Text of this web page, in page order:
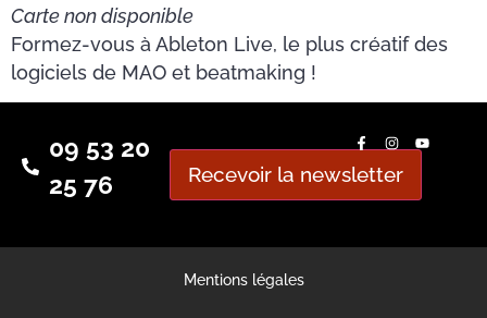
Carte non disponible
Formez-vous à Ableton Live, le plus créatif des
logiciels de MAO et beatmaking !
09 53 20
25 76
Recevoir la newsletter
Mentions légales